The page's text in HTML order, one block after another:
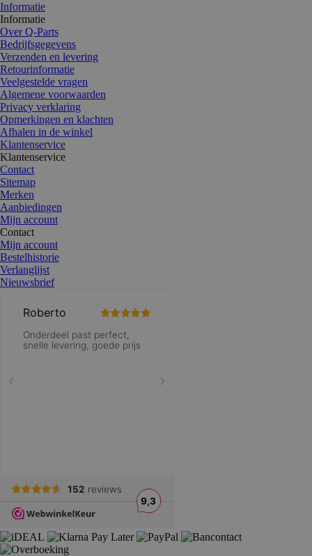
Informatie
Informatie
Over Q-Parts
Bedrijfsgegevens
Verzenden en levering
Retourinformatie
Veelgestelde vragen
Algemene voorwaarden
Privacy verklaring
Opmerkingen en klachten
Afhalen in de winkel
Klantenservice
Klantenservice
Contact
Sitemap
Merken
Aanbiedingen
Mijn account
Contact
Mijn account
Bestelhistorie
Verlanglijst
Nieuwsbrief